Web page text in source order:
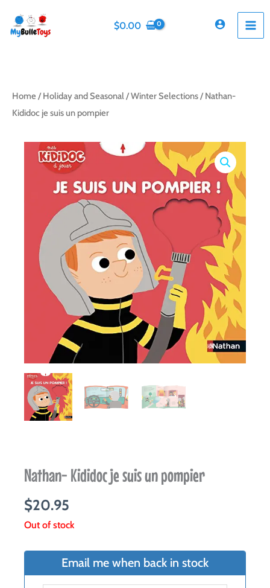
content
$0.00
Home / Holiday and Seasonal /Winter Selections/ Nathan-
Kididoc je suis un pompier
Nathan- Kididoc je suis un pompier
$20.95
Out of stock
Email me when back in stock